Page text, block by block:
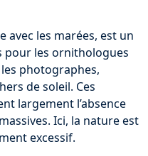
avec les marées, est un
pour les ornithologues
photographes,
de soleil. Ces
largement l’absence
Ici, la nature est
excessif.